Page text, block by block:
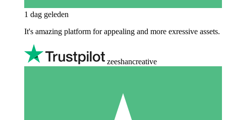
1 dag geleden
It's amazing platform for appealing and more exressive assets.
zeeshancreative